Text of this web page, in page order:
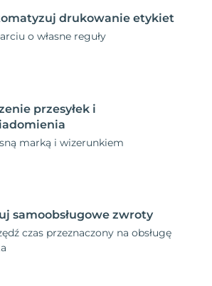
drukowanie etykiet
o własne reguły
przesyłek i
marką i wizerunkiem
samoobsługowe zwroty
czas przeznaczony na obsługę